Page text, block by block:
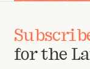
for the